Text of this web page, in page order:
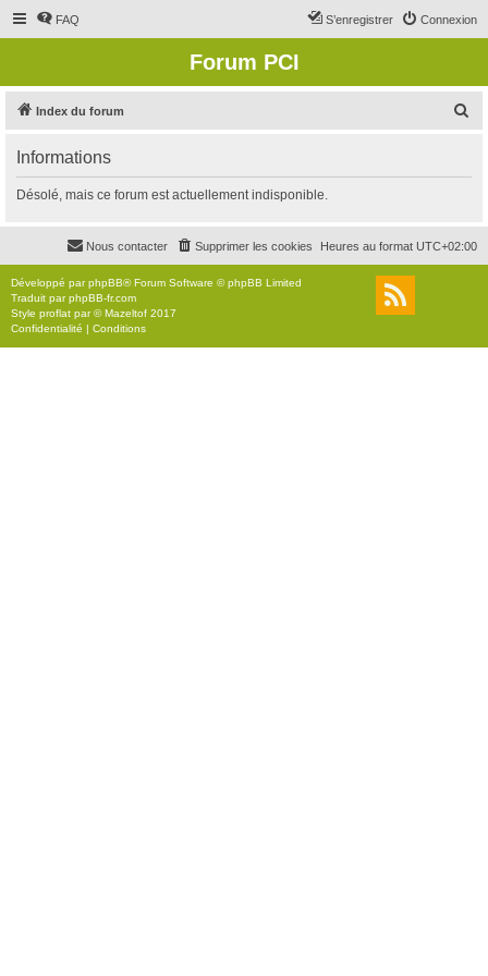
FAQ Connexion
S’enregistrer
Forum PCI
Index du forum
r
c
r
Informations
Désolé, mais ce forum est actuellement indisponible.
Heures au format UTC+02:00
Supprimer les cookies
Nous contacter
Développé parphpBB® Forum Software © phpBB Limited
Traduit parphpBB-fr.com
Style proflat par ©Mazeltof 2017
Confidentialité | Conditions